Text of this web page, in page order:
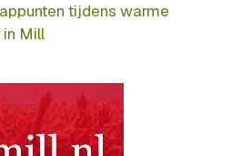
tijdens warme
Mill